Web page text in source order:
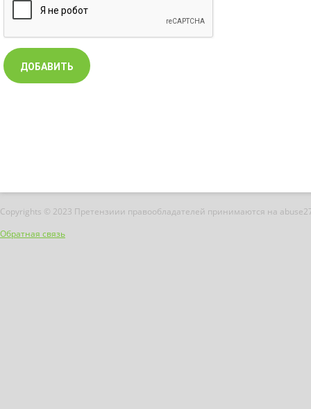
Copyrights © 2023 Претензиии правообладателей принимаются на
Обратная связь